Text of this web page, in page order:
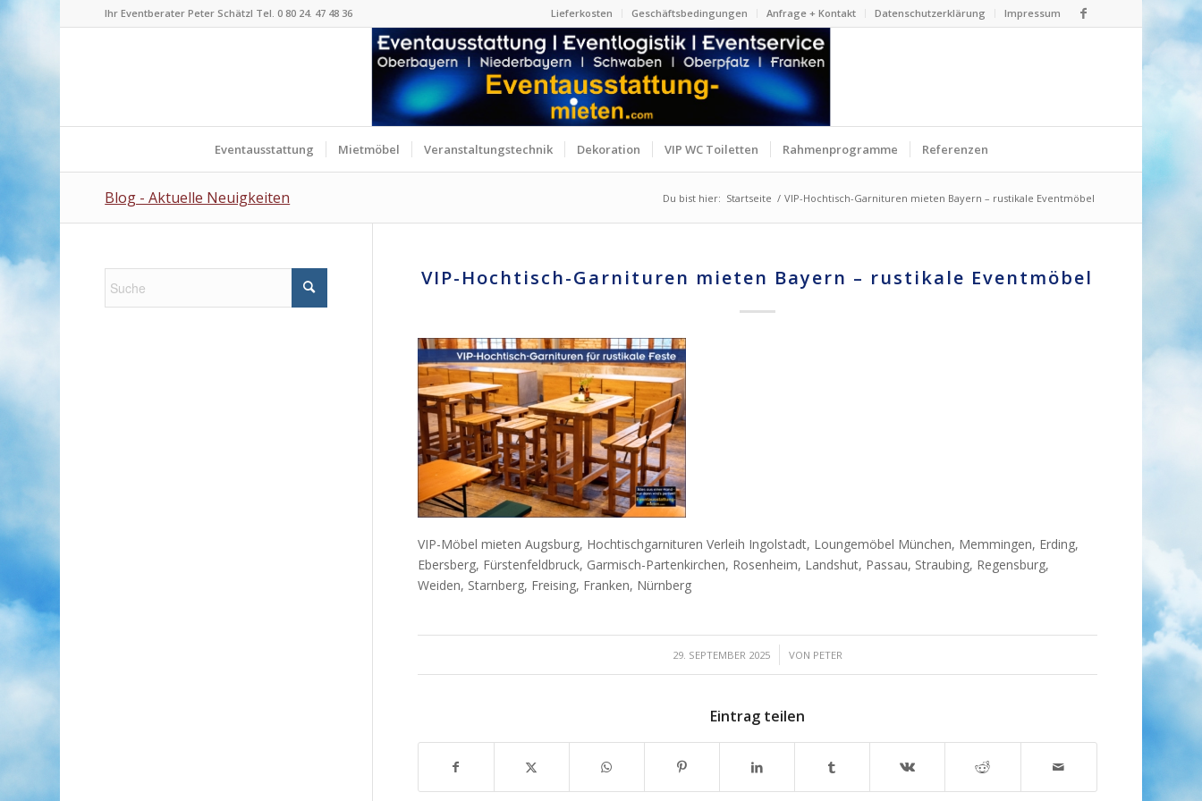
Lieferkosten Geschäftsbedingungen Anfrage + Kontakt Datenschutzerklärung Impressum
Ihr Eventberater Peter Schätzl Tel. 0 80 24. 47 48 36
Eventausstattung Mietmöbel Veranstaltungstechnik Dekoration VIP WC Toiletten Rahmenprogramme Referenzen
Blog - Aktuelle Neuigkeiten Du bist hier: Startseite / VIP-Hochtisch-Garnituren mieten Bayern – rustikale Eventmöbel
VIP-Hochtisch-Garnituren mieten Bayern – rustikale Eventmöbel
VIP-Möbel mieten Augsburg, Hochtischgarnituren Verleih Ingolstadt, Loungemöbel München, Memmingen, Erding,
Ebersberg, Fürstenfeldbruck, Garmisch-Partenkirchen, Rosenheim, Landshut, Passau, Straubing, Regensburg,
Weiden, Starnberg, Freising, Franken, Nürnberg
29. SEPTEMBER 2025
/ VON PETER
Eintrag teilen